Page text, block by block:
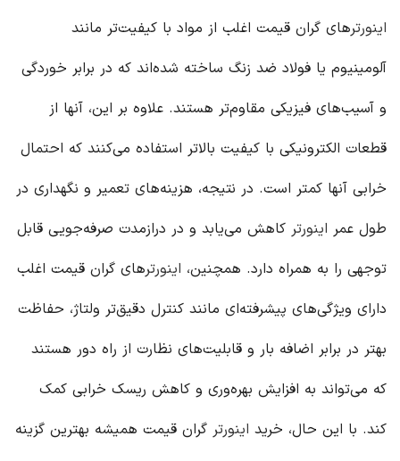
اینورترهای گران قیمت اغلب از مواد با کیفیت‌تر مانند
آلومینیوم یا فولاد ضد زنگ ساخته شده‌اند که در برابر خوردگی
و آسیب‌های فیزیکی مقاوم‌تر هستند. علاوه بر این، آنها از
قطعات الکترونیکی با کیفیت بالاتر استفاده می‌کنند که احتمال
خرابی آنها کمتر است. در نتیجه، هزینه‌های تعمیر و نگهداری در
طول عمر اینورتر کاهش می‌یابد و در درازمدت صرفه‌جویی قابل
توجهی را به همراه دارد. همچنین، اینورترهای گران قیمت اغلب
دارای ویژگی‌های پیشرفته‌ای مانند کنترل دقیق‌تر ولتاژ، حفاظت
بهتر در برابر اضافه بار و قابلیت‌های نظارت از راه دور هستند
که می‌تواند به افزایش بهره‌وری و کاهش ریسک خرابی کمک
کند. با این حال، خرید اینورتر گران قیمت همیشه بهترین گزینه